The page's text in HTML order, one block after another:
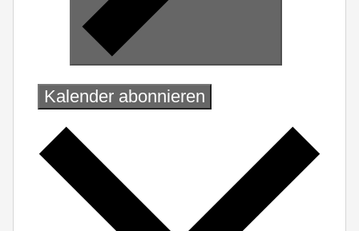
Kalender abonnieren